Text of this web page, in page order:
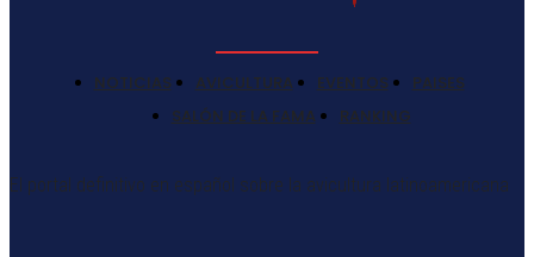
NOTICIAS AVICULTURA EVENTOS
PAISES
SALÓN DE LA FAMA
RANKING
El portal definitivo en español sobre la avicultura latinoamericana